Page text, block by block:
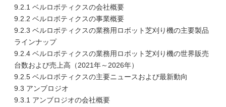
9.2.1 ベルロボティクスの会社概要
9.2.2 ベルロボティクスの事業概要
9.2.3 ベルロボティクスの業務用ロボット芝刈り機の主要製品
ラインナップ
9.2.4 ベルロボティクスの業務用ロボット芝刈り機の世界販売
台数および売上高（2021年～2026年）
9.2.5 ベルロボティクスの主要ニュースおよび最新動向
9.3 アンブロジオ
9.3.1 アンブロジオの会社概要